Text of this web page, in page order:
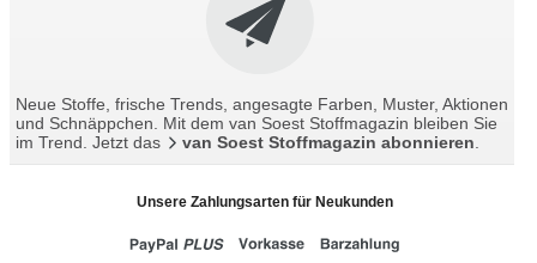
Neue Stoffe, frische Trends, angesagte Farben, Muster, Aktionen
und Schnäppchen. Mit dem van Soest Stoffmagazin bleiben Sie
im Trend. Jetzt das
van Soest Stoffmagazin abonnieren.
Unsere Zahlungsarten für Neukunden